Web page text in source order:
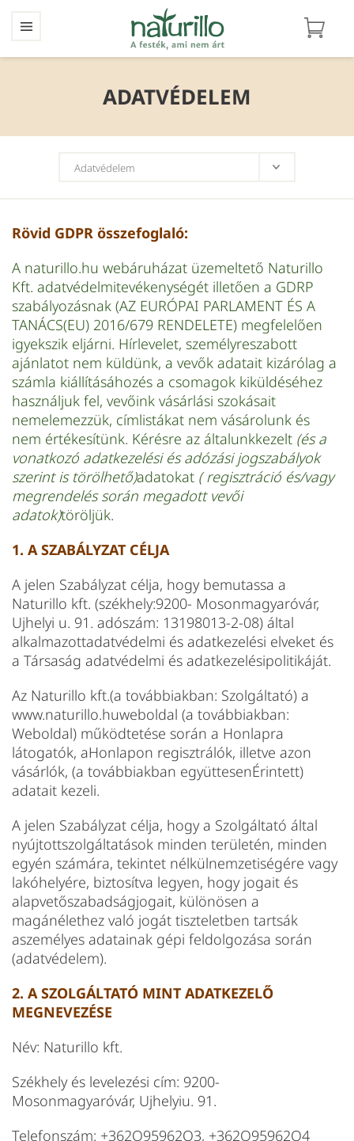
ADATVÉDELEM
Rövid GDPR összefoglaló:
A naturillo.hu webáruházat üzemeltető Naturillo
Kft. adatvédelmitevékenységét illetően a GDRP
szabályozásnak (AZ EURÓPAI PARLAMENT ÉS A
TANÁCS(EU) 2016/679 RENDELETE) megfelelően
igyekszik eljárni. Hírlevelet, személyreszabott
ajánlatot nem küldünk, a vevők adatait kizárólag a
számla kiállításáhozés a csomagok kiküldéséhez
használjuk fel, vevőink vásárlási szokásait
nemelemezzük, címlistákat nem vásárolunk és
nem értékesítünk. Kérésre az általunkkezelt (és a
vonatkozó adatkezelési és adózási jogszabályok
szerint is törölhető)adatokat ( regisztráció és/vagy
megrendelés során megadott vevői
adatok)töröljük.
1. A SZABÁLYZAT CÉLJA
A jelen Szabályzat célja, hogy bemutassa a
Naturillo kft. (székhely:9200- Mosonmagyaróvár,
Ujhelyi u. 91. adószám: 13198013-2-08) által
alkalmazottadatvédelmi és adatkezelési elveket és
a Társaság adatvédelmi és adatkezelésipolitikáját.
Az Naturillo kft.(a továbbiakban: Szolgáltató) a
www.naturillo.huweboldal (a továbbiakban:
Weboldal) működtetése során a Honlapra
látogatók, aHonlapon regisztrálók, illetve azon
vásárlók, (a továbbiakban együttesenÉrintett)
adatait kezeli.
A jelen Szabályzat célja, hogy a Szolgáltató által
nyújtottszolgáltatások minden területén, minden
egyén számára, tekintet nélkülnemzetiségére vagy
lakóhelyére, biztosítva legyen, hogy jogait és
alapvetőszabadságjogait, különösen a
magánélethez való jogát tiszteletben tartsák
aszemélyes adatainak gépi feldolgozása során
(adatvédelem).
2. A SZOLGÁLTATÓ MINT ADATKEZELŐ
MEGNEVEZÉSE
Név: Naturillo kft.
Székhely és levelezési cím: 9200-
Mosonmagyaróvár, Ujhelyiu. 91.
Telefonszám: +362O95962O3, +362O95962O4